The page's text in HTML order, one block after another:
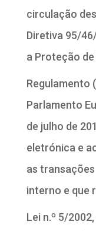
circulação
Diretiva 95/
a Proteção de
Regulamento
Parlamento
de julho de
eletrónica e
as
interno e que
Lei n.º 5/